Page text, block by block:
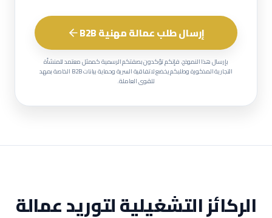
إرسال طلب عمالة مهنية B2B
بإرسال هذا النموذج، فإنكم تؤكدون بصفتكم الرسمية كممثل معتمد للمنشأة
التجارية المذكورة وطلبكم يخضع لاتفاقية السرية وحماية بيانات B2B الخاصة بمهد
للقوى العاملة.
الركائز التشغيلية لتوريد عمالة